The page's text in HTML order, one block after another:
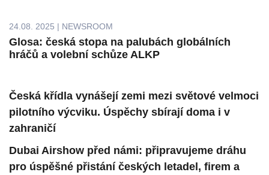
24.08. 2025 | NEWSROOM
Glosa: česká stopa na palubách globálních
hráčů a volební schůze ALKP
Česká křídla vynášejí zemi mezi světové velmoci
pilotního výcviku. Úspěchy sbírají doma i v
zahraničí
Dubai Airshow před námi: připravujeme dráhu
pro úspěšné přistání českých letadel, firem a